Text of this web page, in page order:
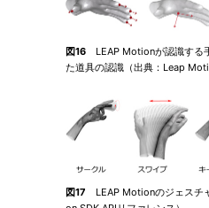
図16 LEAP Motionが認識する
た道具の認識（出典：Leap
図17 LEAP Motionのジェスチ